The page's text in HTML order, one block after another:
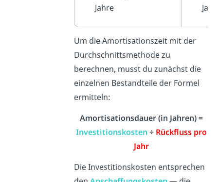
Jahre
Um die Amortisationszeit mit der
Durchschnittsmethode zu
berechnen, musst du zunächst die
einzelnen Bestandteile der Formel
ermitteln:
Amortisationsdauer (in Jahren) =
Investitionskosten ÷ Rückfluss pro
Jahr
Die Investitionskosten entsprechen